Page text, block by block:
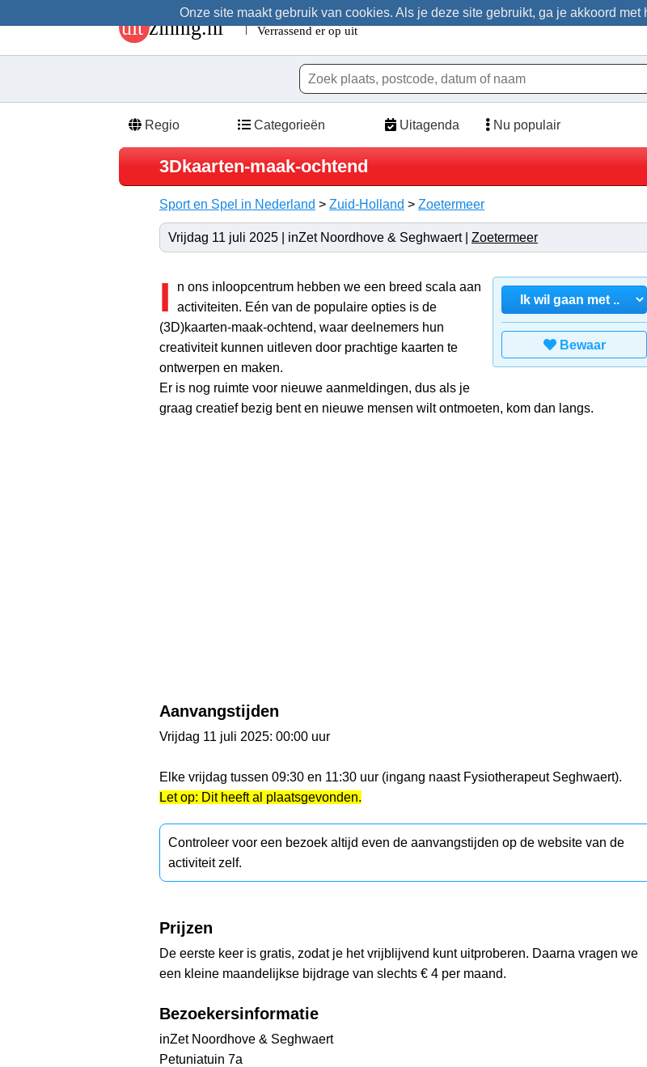
Onze site maakt gebruik van cookies. Als je deze site gebruikt, ga je akkoord met
Regio Categorieën Uitagenda Nu populair
3Dkaarten-maak-ochtend
Sport en Spel in Nederland > Zuid-Holland > Zoetermeer
Vrijdag 11 juli 2025 | inZet Noordhove & Seghwaert | Zoetermeer
Bewaar
I
n ons inloopcentrum hebben we een breed scala aan
activiteiten. Eén van de populaire opties is de
(3D)kaarten-maak-ochtend, waar deelnemers hun
creativiteit kunnen uitleven door prachtige kaarten te
ontwerpen en maken.
Er is nog ruimte voor nieuwe aanmeldingen, dus als je
graag creatief bezig bent en nieuwe mensen wilt ontmoeten, kom dan langs.
Aanvangstijden
Vrijdag 11 juli 2025: 00:00 uur
Elke vrijdag tussen 09:30 en 11:30 uur (ingang naast Fysiotherapeut Seghwaert).
Let op: Dit heeft al plaatsgevonden.
Controleer voor een bezoek altijd even de aanvangstijden op de website van de
activiteit zelf.
Prijzen
De eerste keer is gratis, zodat je het vrijblijvend kunt uitproberen. Daarna vragen we
een kleine maandelijkse bijdrage van slechts € 4 per maand.
Bezoekersinformatie
inZet Noordhove & Seghwaert
Petuniatuin 7a